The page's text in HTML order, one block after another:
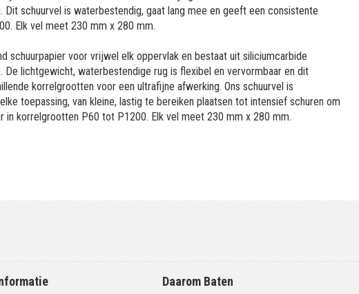
schuurvel is waterbestendig, gaat lang mee en geeft een consistente
Elk vel meet 230 mm x 280 mm.
schuurpapier voor vrijwel elk oppervlak en bestaat uit siliciumcarbide
lichtgewicht, waterbestendige rug is flexibel en vervormbaar en dit
korrelgrootten voor een ultrafijne afwerking. Ons schuurvel is
toepassing, van kleine, lastig te bereiken plaatsen tot intensief schuren om
korrelgrootten P60 tot P1200. Elk vel meet 230 mm x 280 mm.
Daarom Baten